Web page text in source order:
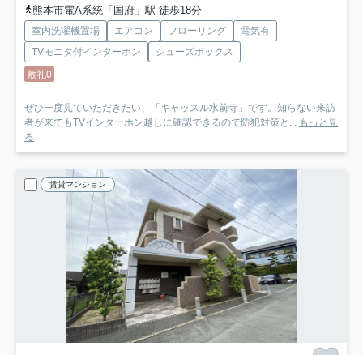
熊本市電A系統「国府」駅 徒歩18分
室内洗濯機置場 エアコン フローリング
電気有
TVモニタ付インターホン
シューズボックス
敷礼0
ぜひ一度見ていただきたい、「キャッスル水前寺」です。知らない来訪
者が来てもTVインターホン越しに確認できるので防犯対策と... もっと見
る
賃貸マンション